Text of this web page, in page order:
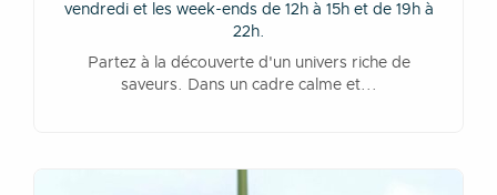
vendredi et les week-ends de 12h à 15h et de 19h à
22h.
Partez à la découverte d'un univers riche de
saveurs. Dans un cadre calme et...